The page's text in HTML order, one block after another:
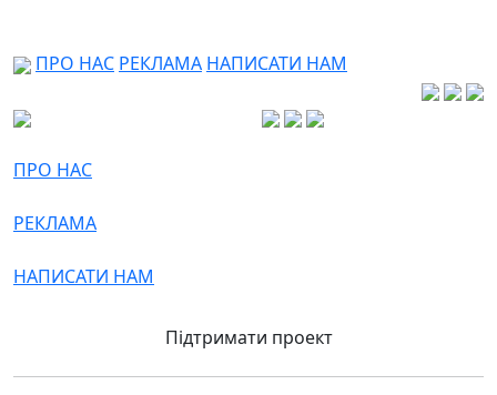
ПРО НАС РЕКЛАМА НАПИСАТИ НАМ
ПРО НАС
РЕКЛАМА
НАПИСАТИ НАМ
Підтримати проект